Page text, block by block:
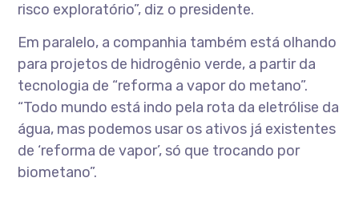
risco exploratório”, diz o presidente.
Em paralelo, a companhia também está olhando
para projetos de hidrogênio verde, a partir da
tecnologia de “reforma a vapor do metano”.
“Todo mundo está indo pela rota da eletrólise da
água, mas podemos usar os ativos já existentes
de ‘reforma de vapor’, só que trocando por
biometano”.